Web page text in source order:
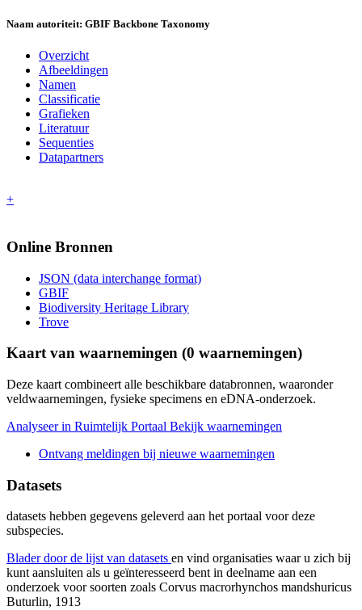
Naam autoriteit: GBIF Backbone Taxonomy
Overzicht
Afbeeldingen
Namen
Classificatie
Grafieken
Literatuur
Sequenties
Datapartners
+
Online Bronnen
JSON (data interchange format)
GBIF
Biodiversity Heritage Library
Trove
Kaart van waarnemingen (0 waarnemingen)
Deze kaart combineert alle beschikbare databronnen, waaronder
veldwaarnemingen, fysieke specimens en eDNA-onderzoek.
Analyseer in Ruimtelijk Portaal Bekijk waarnemingen
Ontvang meldingen bij nieuwe waarnemingen
Datasets
datasets hebben gegevens geleverd aan het portaal voor deze
subspecies.
Blader door de lijst van datasets en vind organisaties waar u zich bij
kunt aansluiten als u geïnteresseerd bent in deelname aan een
onderzoek voor soorten zoals Corvus macrorhynchos mandshuricus
Buturlin, 1913